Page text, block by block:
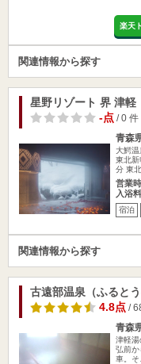
楽天
関連情報から探す
星野リゾート 界 津軽
-点/ 0 件
青森
大鰐
東北新
分 東
営業
入浴
宿泊
関連情報から探す
古遠部温泉（ふるとう
4.8点/
青森
津軽
弘前
車。そ